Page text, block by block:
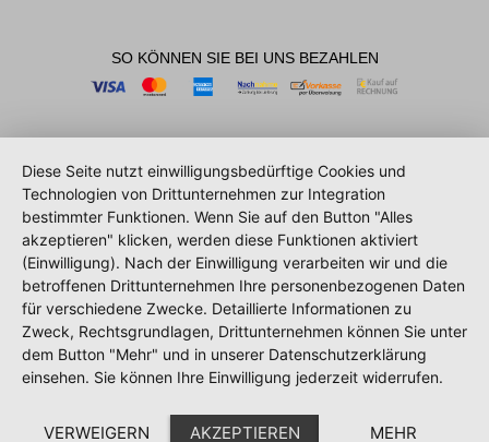
SO KÖNNEN SIE BEI UNS BEZAHLEN
Diese Seite nutzt einwilligungsbedürftige Cookies und
Technologien von Drittunternehmen zur Integration
bestimmter Funktionen. Wenn Sie auf den Button "Alles
akzeptieren" klicken, werden diese Funktionen aktiviert
(Einwilligung). Nach der Einwilligung verarbeiten wir und die
betroffenen Drittunternehmen Ihre personenbezogenen Daten
für verschiedene Zwecke. Detaillierte Informationen zu
Zweck, Rechtsgrundlagen, Drittunternehmen können Sie unter
dem Button "Mehr" und in unserer Datenschutzerklärung
einsehen. Sie können Ihre Einwilligung jederzeit widerrufen.
VERWEIGERN AKZEPTIEREN MEHR